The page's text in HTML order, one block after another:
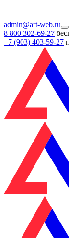
admin@art-web.ru
8 800 302-69-27
+7 (903) 403-59-27